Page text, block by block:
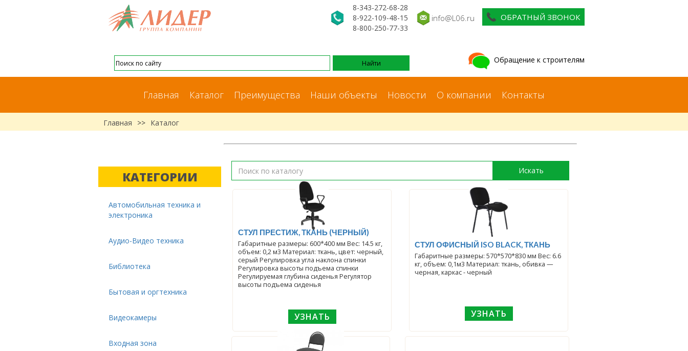
8-343-272-68-28
8-922-109-48-15
8-800-250-77-33
info@L06.ru ОБРАТНЫЙ ЗВОНОК
Обращение к строителям
Главная Каталог Преимущества Наши объекты Новости О компании Контакты
Главная >> Каталог
КАТЕГОРИИ
Автомобильная техника и
электроника
Аудио-Видео техника
Библиотека
Бытовая и оргтехника
Видеокамеры
Входная зона
СТУЛ ПРЕСТИЖ, ТКАНЬ (ЧЕРНЫЙ)
Габаритные размеры: 600*400 мм Вес: 14.5 кг,
объем: 0,2 м3 Материал: ткань, цвет: черный,
серый Регулировка угла наклона спинки
Регулировка высоты подъема спинки
Регулируемая глубина сиденья Регулятор
высоты подъема сиденья
УЗНАТЬ
СТУЛ ОФИСНЫЙ ISO BLACK, ТКАНЬ
Габаритные размеры: 570*570*830 мм Вес: 6.6
кг, объем: 0,1м3 Материал: ткань, обивка —
черная, каркас - черный
УЗНАТЬ